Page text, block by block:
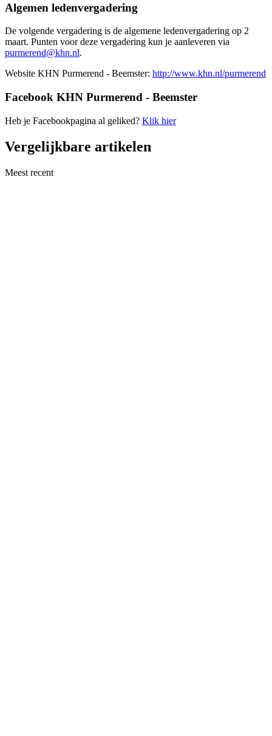
Algemen ledenvergadering
De volgende vergadering is de algemene ledenvergadering op 2
maart. Punten voor deze vergadering kun je aanleveren via
purmerend@khn.nl.
Website KHN Purmerend - Beemster: http://www.khn.nl/purmerend
Facebook KHN Purmerend - Beemster
Heb je Facebookpagina al geliked? Klik hier
Vergelijkbare artikelen
Meest recent